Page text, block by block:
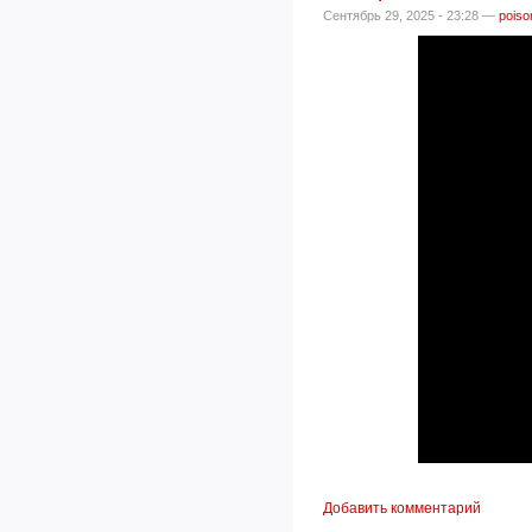
Сентябрь 29, 2025 - 23:28 —
Добавить комментарий